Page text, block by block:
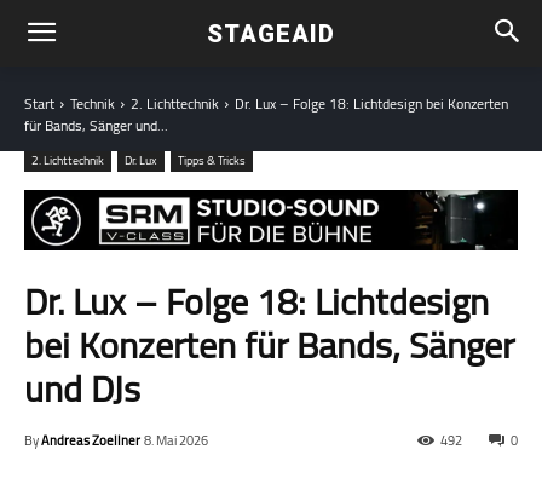
STAGEAID
Start Technik 2. Lichttechnik Dr. Lux – Folge 18: Lichtdesign bei Konzerten
für Bands, Sänger und...
2. Lichttechnik Dr. Lux Tipps & Tricks
Dr. Lux – Folge 18: Lichtdesign
bei Konzerten für Bands, Sänger
und DJs
ByAndreas Zoellner8. Mai 2026 0
492